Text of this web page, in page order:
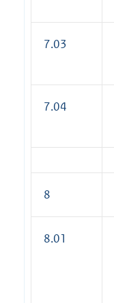
7.03
7.04
8
8.01